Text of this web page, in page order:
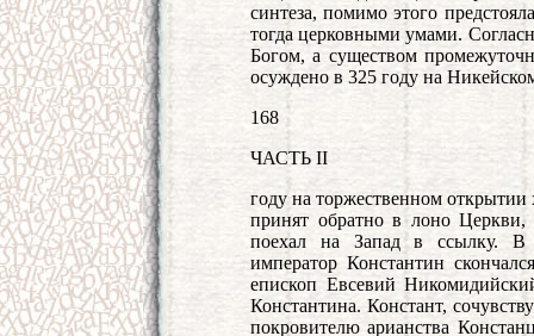
синтеза, помимо этого
тогда церковными умами.
Богом, а существом
осуждено в 325 году на
168
ЧАСТЬ II
году на торжественном
принят обратно в лоно
поехал на Запад в ссылку. В
император Константин
епископ Евсевий
Константина. Констант,
покровителю арианства